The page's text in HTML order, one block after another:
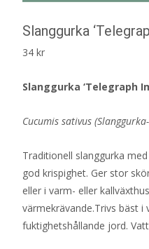
Slanggurka
34 kr
Slanggurka ‘Telegraph
Cucumis sativus
Traditionell slanggurka
god krispighet. Ger stor
eller i varm- eller
värmekrävande.Trivs bäst i
fuktighetshållande jord.